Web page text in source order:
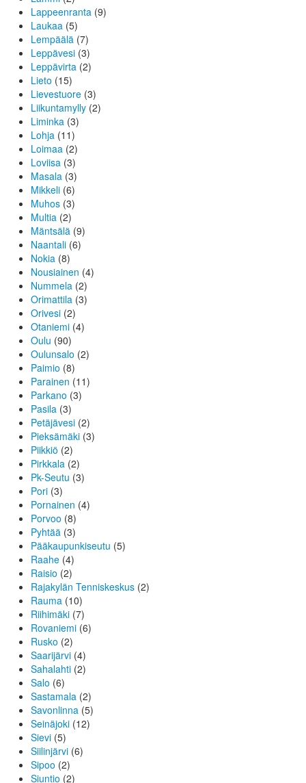
Lappeenranta (9)
Laukaa (5)
Lempäälä (7)
Leppävesi (3)
Leppävirta (2)
Lieto (15)
Lievestuore (3)
Liikuntamylly (2)
Liminka (3)
Lohja (11)
Loimaa (2)
Loviisa (3)
Masala (3)
Mikkeli (6)
Muhos (3)
Multia (2)
Mäntsälä (9)
Naantali (6)
Nokia (8)
Nousiainen (4)
Nummela (2)
Orimattila (3)
Orivesi (2)
Otaniemi (4)
Oulu (90)
Oulunsalo (2)
Paimio (8)
Parainen (11)
Parkano (3)
Pasila (3)
Petäjävesi (2)
Pieksämäki (3)
Piikkiö (2)
Pirkkala (2)
Pk-Seutu (3)
Pori (3)
Pornainen (4)
Porvoo (8)
Pyhtää (3)
Pääkaupunkiseutu (5)
Raahe (4)
Raisio (2)
Rajakylän Tenniskeskus (2)
Rauma (10)
Riihimäki (7)
Rovaniemi (6)
Rusko (2)
Saarijärvi (4)
Sahalahti (2)
Salo (6)
Sastamala (2)
Savonlinna (5)
Seinäjoki (12)
Sievi (5)
Siilinjärvi (6)
Sipoo (2)
Siuntio (2)